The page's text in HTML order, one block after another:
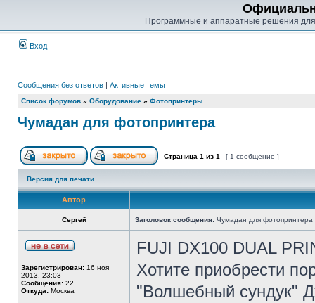
Программные и аппаратные решения
Вход
Сообщения без ответов | Активные темы
Список форумов » Оборудование » Фотопринтеры
Чумадан для фотопринтера
Страница 1 из 1 [ 1 сообщение ]
Версия для печати
Автор
Сергей Заголовок сообщения: Чумадан для фотопринтера
Зарегистрирован: 16 ноя
2013, 23:03
Сообщения: 22
Откуда: Москва
FUJI DX100 DUAL
Хотите приобрести
"Волшебный сундук"